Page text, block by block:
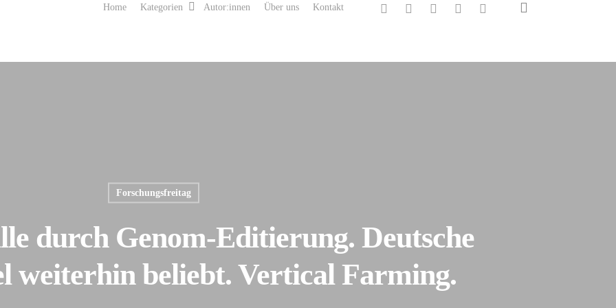
Home Kategorien Autor:innen Über uns Kontakt twitter facebooklinkedin instagramspotify
Forschungsfreitag
durch Genom-Editierung. Deutsche
weiterhin beliebt. Vertical Farming.